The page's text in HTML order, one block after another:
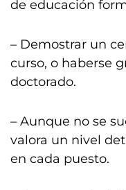
de educación
– Demostrar un
curso, o haberse
doctorado.
– Aunque no se
valora un nivel
en cada puesto.